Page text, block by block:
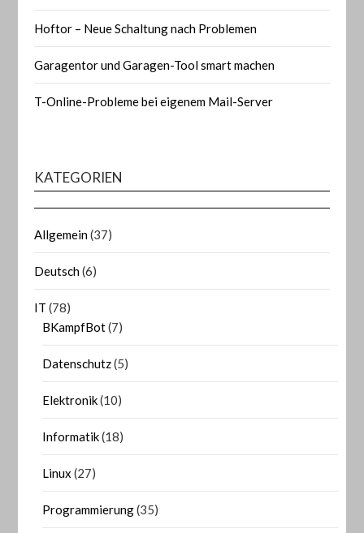
Hoftor – Neue Schaltung nach Problemen
Garagentor und Garagen-Tool smart machen
T-Online-Probleme bei eigenem Mail-Server
KATEGORIEN
Allgemein(37)
Deutsch(6)
IT (78)
BKampfBot(7)
Datenschutz(5)
Elektronik(10)
Informatik(18)
Linux (27)
Programmierung(35)